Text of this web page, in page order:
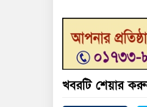
খবরটি শেয়ার